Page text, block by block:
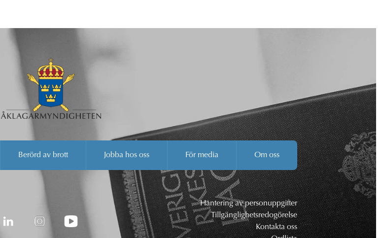
Berörd av brott Jobba hos oss För media Om oss
Hantering av personuppgifter
Tillgänglighetsredogörelse
Kontakta oss